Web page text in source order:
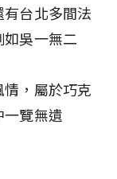
台北多間法
吳一無二
，屬於巧克
覽無遺